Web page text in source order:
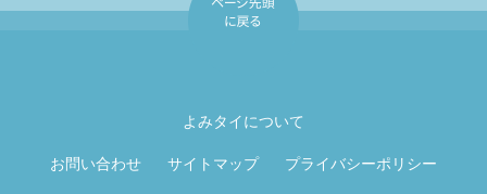
よみタイについて
お問い合わせ サイトマップ プライバシーポリシー